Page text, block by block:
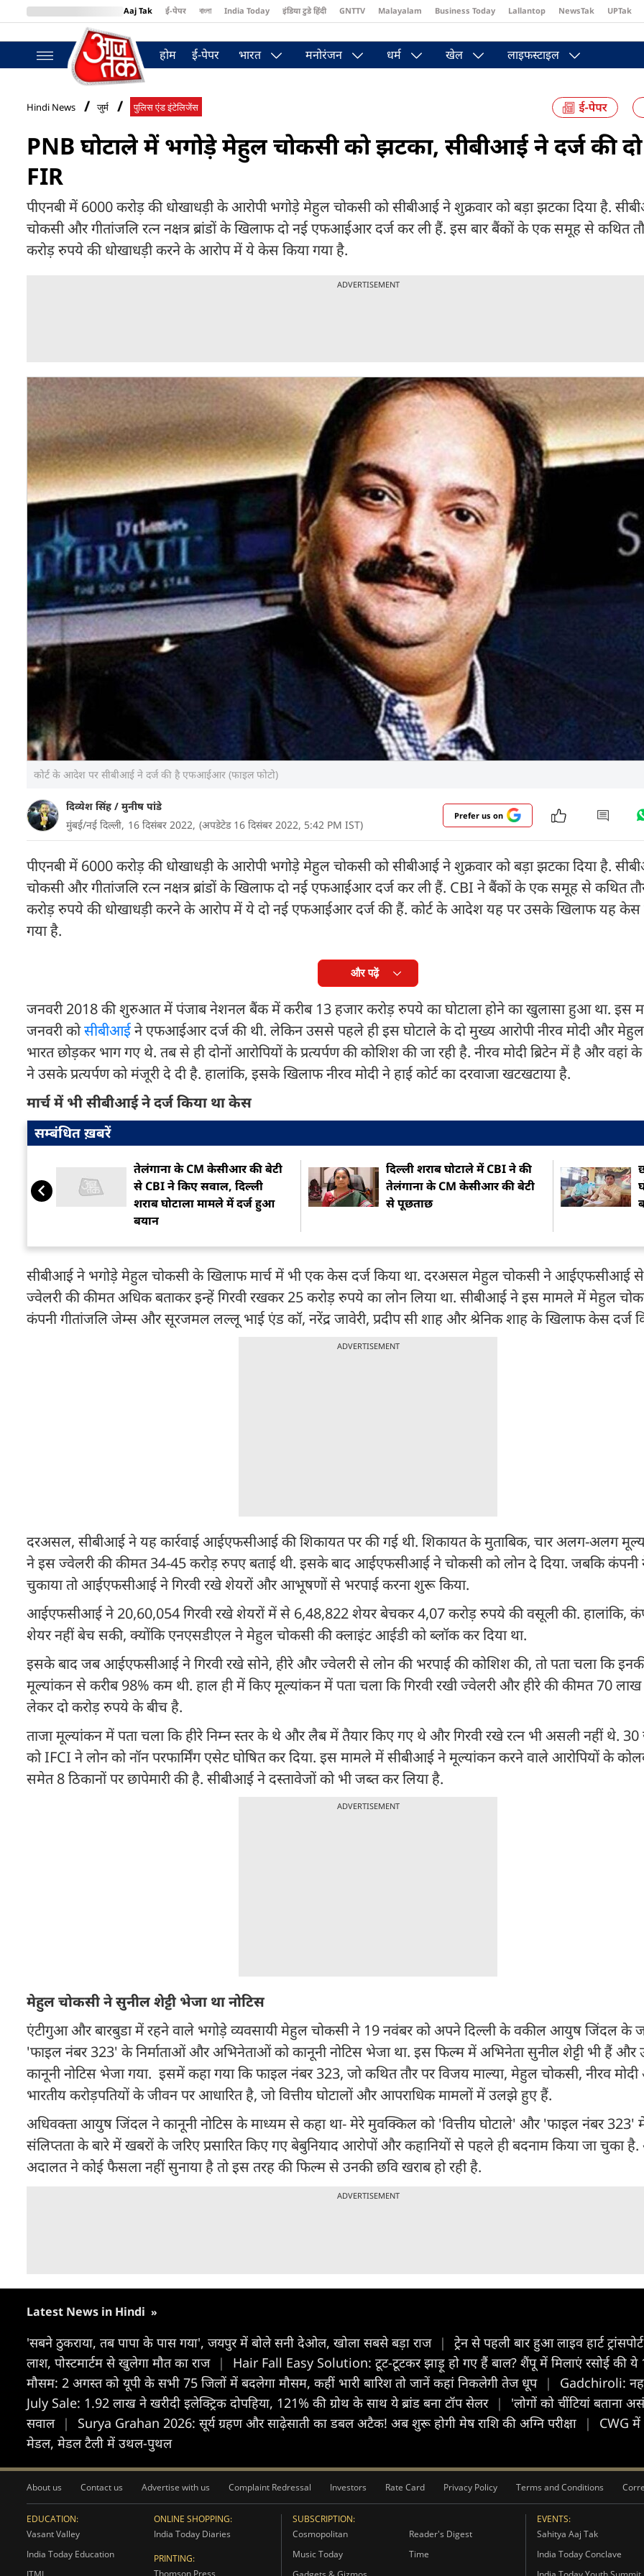
Aaj Tak ई-पेपर বাংলা India Today इंडिया टुडे हिंदी GNTTV Malayalam Business Today Lallantop NewsTak UPTak
BT Bazaar
होम ई-पेपर भारत मनोरंजन धर्म खेल लाइफस्टाइल
Hindi News जुर्म पुलिस एंड इंटेलिजेंस
PNB घोटाले में भगोड़े मेहुल चोकसी को झटका, सीबीआई ने दर्ज की
FIR
पीएनबी में 6000 करोड़ की धोखाधड़ी के आरोपी भगोड़े मेहुल चोकसी को सीबीआई ने शुक्रवार को बड़ा झटका दिया है.
चोकसी और गीतांजलि रत्न नक्षत्र ब्रांडों के खिलाफ दो नई एफआईआर दर्ज कर ली हैं. इस बार बैंकों के एक समूह से कथित
करोड़ रुपये की धोखाधड़ी करने के आरोप में ये केस किया गया है.
ADVERTISEMENT
कोर्ट के आदेश पर सीबीआई ने दर्ज की है एफआईआर (फाइल फोटो)
दिव्येश सिंह/ मुनीष पांडे
मुंबई/नई दिल्ली, 16 दिसंबर 2022, (अपडेटेड 16 दिसंबर 2022, 5:42 PM IST)
Prefer us on
पीएनबी में 6000 करोड़ की धोखाधड़ी के आरोपी भगोड़े मेहुल चोकसी को सीबीआई ने शुक्रवार को बड़ा झटका दिया है.
चोकसी और गीतांजलि रत्न नक्षत्र ब्रांडों के खिलाफ दो नई एफआईआर दर्ज कर ली हैं. CBI ने बैंकों के एक समूह से कथित
करोड़ रुपये की धोखाधड़ी करने के आरोप में ये दो नई एफआईआर दर्ज की हैं. कोर्ट के आदेश यह पर उसके खिलाफ यह केस
गया है.
और पढ़ें
जनवरी 2018 की शुरुआत में पंजाब नेशनल बैंक में करीब 13 हजार करोड़ रुपये का घोटाला होने का खुलासा हुआ था. इस
जनवरी कोसीबीआईने एफआईआर दर्ज की थी. लेकिन उससे पहले ही इस घोटाले के दो मुख्य आरोपी नीरव मोदी और
भारत छोड़कर भाग गए थे. तब से ही दोनों आरोपियों के प्रत्यर्पण की कोशिश की जा रही है. नीरव मोदी ब्रिटेन में है और वहां
ने उसके प्रत्यर्पण को मंजूरी दे दी है. हालांकि, इसके खिलाफ नीरव मोदी ने हाई कोर्ट का दरवाजा खटखटाया है.
मार्च में भी सीबीआई ने दर्ज किया था केस
सम्बंधित ख़बरें
तेलंगाना के CM केसीआर की बेटी
से CBI ने किए सवाल, दिल्ली
शराब घोटाला मामले में दर्ज हुआ
बयान
दिल्ली शराब घोटाले में CBI ने की
तेलंगाना के CM केसीआर की बेटी
से पूछताछ
सीबीआई ने भगोड़े मेहुल चोकसी के खिलाफ मार्च में भी एक केस दर्ज किया था. दरअसल मेहुल चोकसी ने आईएफसीआई
ज्वेलरी की कीमत अधिक बताकर इन्हें गिरवी रखकर 25 करोड़ रुपये का लोन लिया था. सीबीआई ने इस मामले में मेहुल
कंपनी गीतांजलि जेम्स और सूरजमल लल्लू भाई एंड कॉ, नरेंद्र जावेरी, प्रदीप सी शाह और श्रेनिक शाह के खिलाफ केस दर्ज
ADVERTISEMENT
दरअसल, सीबीआई ने यह कार्रवाई आईएफसीआई की शिकायत पर की गई थी. शिकायत के मुताबिक, चार अलग-अलग
ने इस ज्वेलरी की कीमत 34-45 करोड़ रुपए बताई थी. इसके बाद आईएफसीआई ने चोकसी को लोन दे दिया. जबकि कंपनी
चुकाया तो आईएफसीआई ने गिरवी रखे शेयरों और आभूषणों से भरपाई करना शुरू किया.
आईएफसीआई ने 20,60,054 गिरवी रखे शेयरों में से 6,48,822 शेयर बेचकर 4,07 करोड़ रुपये की वसूली की. हालांकि,
शेयर नहीं बेच सकी, क्योंकि एनएसडीएल ने मेहुल चोकसी की क्लाइंट आईडी को ब्लॉक कर दिया था.
इसके बाद जब आईएफसीआई ने गिरवी रखे सोने, हीरे और ज्वेलरी से लोन की भरपाई की कोशिश की, तो पता चला कि
मूल्यांकन से करीब 98% कम थी. हाल ही में किए मूल्यांकन में पता चला कि गिरवी रखी ज्वेलरी और हीरे की कीमत 70
लेकर दो करोड़ रुपये के बीच है.
ताजा मूल्यांकन में पता चला कि हीरे निम्न स्तर के थे और लैब में तैयार किए गए थे और गिरवी रखे रत्न भी असली नहीं थे.
को IFCI ने लोन को नॉन परफार्मिंग एसेट घोषित कर दिया. इस मामले में सीबीआई ने मूल्यांकन करने वाले आरोपियों के
समेत 8 ठिकानों पर छापेमारी की है. सीबीआई ने दस्तावेजों को भी जब्त कर लिया है.
ADVERTISEMENT
मेहुल चोकसी ने सुनील शेट्टी भेजा था नोटिस
एंटीगुआ और बारबुडा में रहने वाले भगोड़े व्यवसायी मेहुल चोकसी ने 19 नवंबर को अपने दिल्ली के वकील आयुष जिंदल के
'फाइल नंबर 323' के निर्माताओं और अभिनेताओं को कानूनी नोटिस भेजा था. इस फिल्म में अभिनेता सुनील शेट्टी भी हैं और
कानूनी नोटिस भेजा गया. इसमें कहा गया कि फाइल नंबर 323, जो कथित तौर पर विजय माल्या, मेहुल चोकसी, नीरव
भारतीय करोड़पतियों के जीवन पर आधारित है, जो वित्तीय घोटालों और आपराधिक मामलों में उलझे हुए हैं.
अधिवक्ता आयुष जिंदल ने कानूनी नोटिस के माध्यम से कहा था- मेरे मुवक्किल को 'वित्तीय घोटाले' और 'फाइल नंबर 323'
संलिप्तता के बारे में खबरों के जरिए प्रसारित किए गए बेबुनियाद आरोपों और कहानियों से पहले ही बदनाम किया जा चुका
अदालत ने कोई फैसला नहीं सुनाया है तो इस तरह की फिल्म से उनकी छवि खराब हो रही है.
ADVERTISEMENT
Latest News in Hindi »
'सबने ठुकराया, तब पापा के पास गया', जयपुर में बोले सनी देओल, खोला सबसे बड़ा राज | ट्रेन से पहली बार हुआ लाइव हार्ट ट्रांसपोर्ट
लाश, पोस्टमार्टम से खुलेगा मौत का राज | Hair Fall Easy Solution: टूट-टूटकर झाड़ू हो गए हैं बाल? शैंपू में मिलाएं रसोई की ये
मौसम: 2 अगस्त को यूपी के सभी 75 जिलों में बदलेगा मौसम, कहीं भारी बारिश तो जानें कहां निकलेगी तेज धूप | Gadchiroli:
July Sale: 1.92 लाख ने खरीदी इलेक्ट्रिक दोपहिया, 121% की ग्रोथ के साथ ये ब्रांड बना टॉप सेलर |
'लोगों को चींटियां बताना
सवाल | Surya Grahan 2026: सूर्य ग्रहण और साढ़ेसाती का डबल अटैक! अब शुरू होगी मेष राशि की अग्नि परीक्षा |
CWG
मेडल, मेडल टैली में उथल-पुथल
About us Contact us Advertise with us Complaint Redressal Investors Rate Card Privacy Policy Terms and Conditions
EDUCATION:
Vasant Valley
India Today Education
ONLINE SHOPPING:
India Today Diaries
PRINTING:
Thomson Press
SUBSCRIPTION:
Cosmopolitan
Reader's Digest
Music Today
Time
EVENTS:
Sahitya Aaj Tak
India Today Conclave